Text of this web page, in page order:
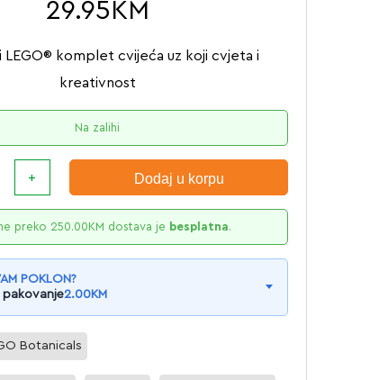
29.95 KM
LEGO® komplet cvijeća uz koji cvjeta i
kreativnost
Na zalihi
Dodaj u korpu
preko 250.00KM dostava je besplatna.
POKLON?
pakovanje2.00KM
Botanicals